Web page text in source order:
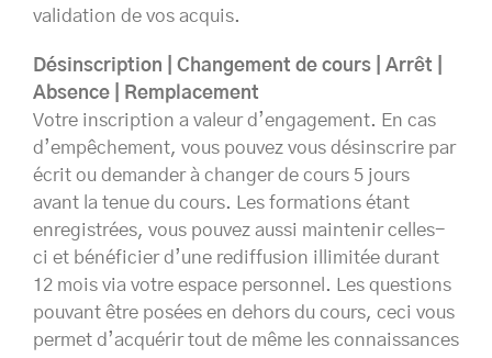
validation de vos acquis.
Désinscription | Changement de cours | Arrêt |
Absence | Remplacement
Votre inscription a valeur d’engagement. En cas
d’empêchement, vous pouvez vous désinscrire par
écrit ou demander à changer de cours 5 jours
avant la tenue du cours. Les formations étant
enregistrées, vous pouvez aussi maintenir celles-
ci et bénéficier d’une rediffusion illimitée durant
12 mois via votre espace personnel. Les questions
pouvant être posées en dehors du cours, ceci vous
permet d’acquérir tout de même les connaissances